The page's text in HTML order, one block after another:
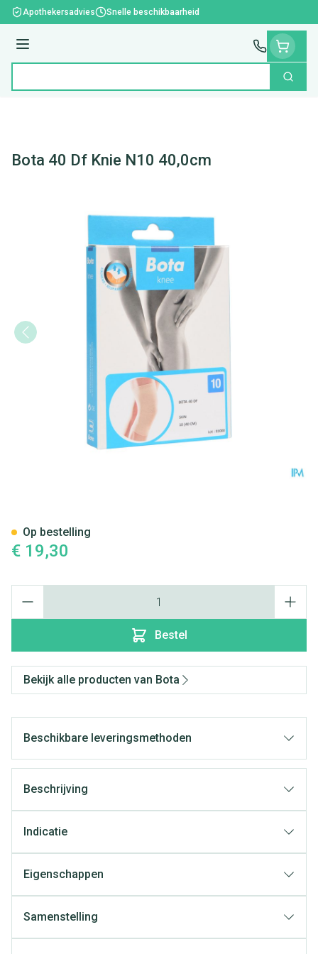
Ga naar de inhoud
Apothekersadvies Snelle beschikbaarheid
Menu
Zoek
Bota 40 Df Knie N10 40,0cm
€ 19,30
Bestel
Op bestelling
Bekijk alle producten van Bota
Beschikbare leveringsmethoden
Beschrijving
Indicatie
Eigenschappen
Samenstelling